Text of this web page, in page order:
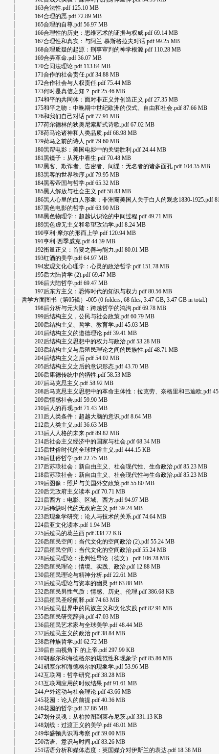
│ 163合法性.pdf 125.10 MB
│ 164合理的恶.pdf 72.89 MB
│ 165合理的自尊.pdf 56.97 MB
│ 166合理性的历史：思维艺术的证据与权威.pdf 69.14 MB
│ 167合理性和真实：与阿兰·慕斯格拉夫对话.pdf 99.25 MB
│ 168合理质疑的起源：刑事审判的神学根源.pdf 110.28 MB
│ 169合弄革命.pdf 36.07 MB
│ 170合同法理论.pdf 113.84 MB
│ 171合作的社会责任.pdf 34.88 MB
│ 172合作社会与人权责任.pdf 75.44 MB
│ 173何时是真信之知？.pdf 25.46 MB
│ 174和平的共同体：面对非正义并创造正义.pdf 27.35 MB
│ 175和平之吻：中晚期中世纪欧洲的仪式、自由和社会.pdf 87.66 MB
│ 176和我们自己对话.pdf 77.91 MB
│ 177荷尔德林的狄奥尼索斯式诗歌.pdf 67.02 MB
│ 178荷马论诸神和人类品质.pdf 68.98 MB
│ 179荷马之前的诗人.pdf 79.60 MB
│ 180黑帮电影：美国电影中的关键胜利.pdf 24.44 MB
│ 181黑镜子：从死中看生.pdf 70.48 MB
│ 182黑客、欺诈者、告密者、间谍：无名者的诸多面孔.pdf 104.35 MB
│ 183黑客的世界秩序.pdf 79.95 MB
│ 184黑客帝国与哲学.pdf 65.32 MB
│ 185黑人解放与社会主义.pdf 58.83 MB
│ 186黑人心里的白人形象：非洲裔美国人关于白人的观念1830-1925.pdf
│ 187黑色电影的哲学.pdf 63.90 MB
│ 188黑色物理学：超越认识论的中间过程.pdf 49.71 MB
│ 189黑色虚无主义和希望政治学.pdf 8.24 MB
│ 190亨利·摩尔的形而上学.pdf 120.94 MB
│ 191亨利·西季威克.pdf 44.39 MB
│ 192衡量正义：首要之善与能力.pdf 80.01 MB
│ 193红酒的美学.pdf 64.97 MB
│ 194宏观文化心理学：心灵的政治哲学.pdf 151.78 MB
│ 195后大陆哲学 (2).pdf 69.47 MB
│ 196后大陆哲学.pdf 69.47 MB
│ 197后东方主义：恐怖时代的知识与权力.pdf 80.56 MB
├─哲学方面图书（第05辑）-005 (0 folders, 68 files, 3.47 GB, 3.47 GB in total.)
│ 198后分析与元大陆：跨越哲学的鸿沟.pdf 69.78 MB
│ 199后结构主义，公民与社会政策.pdf 60.79 MB
│ 200后结构主义、哲学、教育学.pdf 45.03 MB
│ 201后结构主义的道德理论.pdf 39.41 MB
│ 202后结构主义思想中的权力与政治.pdf 53.28 MB
│ 203后结构主义与后殖民理论之间的民族性.pdf 48.71 MB
│ 204后结构主义之后.pdf 54.02 MB
│ 205后结构主义之后的意识形态.pdf 43.70 MB
│ 206后康德传统中的牺牲.pdf 58.53 MB
│ 207后马克思主义.pdf 58.92 MB
│ 208后马克思主义思想中的革命主体性：拉克劳、奈格里和巴迪欧.pdf
│ 209后情感社会.pdf 59.90 MB
│ 210后人的再现.pdf 71.43 MB
│ 211后人类条件：超越大脑的意识.pdf 8.64 MB
│ 212后人类主义.pdf 36.63 MB
│ 213后人人格的未来.pdf 89.82 MB
│ 214后社会主义经济中的国家与社会.pdf 68.34 MB
│ 215后世俗时代的全球世俗主义.pdf 444.15 KB
│ 216后世俗哲学.pdf 22.75 MB
│ 217后苏联社会：新自由主义、社会现代性、生命政治.pdf 85.23 MB
│ 218后苏联社会：新自由主义、社会现代性与生命政治.pdf 85.23 MB
│ 219后图像：照片与美国外交政策.pdf 55.80 MB
│ 220后无政府主义读本.pdf 70.71 MB
│ 221后西方：电影、区域、西方.pdf 94.97 MB
│ 222后稀缺时代的无政府主义.pdf 39.24 MB
│ 223后现象学研究：论人与技术的关系.pdf 74.64 MB
│ 224后亚文化读本.pdf 1.94 MB
│ 225后殖民的葛兰西.pdf 338.72 KB
│ 226后殖民空间：当代文化的空间政治 (2).pdf 55.24 MB
│ 227后殖民空间：当代文化的空间政治.pdf 55.24 MB
│ 228后殖民理论：批判性导论（德文）.pdf 106.28 MB
│ 229后殖民理论：情境、实践、政治.pdf 12.88 MB
│ 230后殖民理论与精神分析.pdf 22.61 MB
│ 231后殖民理论与资本的幽灵.pdf 63.88 MB
│ 232后殖民男性气质：情感、历史、伦理.pdf 386.68 KB
│ 233后殖民圣经阐释.pdf 74.63 MB
│ 234后殖民世界中的民族主义和文化实践.pdf 82.91 MB
│ 235后殖民研究辞典.pdf 47.03 MB
│ 236后殖民艺术家与全球美学.pdf 48.44 MB
│ 237后殖民主义的政治.pdf 38.84 MB
│ 238后种族哲学.pdf 62.72 MB
│ 239后自由视角下 的上帝.pdf 297.99 KB
│ 240胡塞尔和海德格尔的规范性和现象学.pdf 85.86 MB
│ 241胡塞尔和海德格尔的现象学.pdf 53.96 MB
│ 242互联网：哲学研究.pdf 38.28 MB
│ 243互联网应用的时候结果.pdf 91.61 MB
│ 244户外运动与社会理论.pdf 43.66 MB
│ 245花园：论人的前提.pdf 40.36 MB
│ 246花园的哲学.pdf 37.86 MB
│ 247划分灵魂：从柏拉图到莱布尼茨.pdf 331.13 KB
│ 248划线：过渡正义的美学.pdf 48.01 MB
│ 249华盛顿共识再考察.pdf 59.00 MB
│ 250话语、意识与时间.pdf 83.26 MB
│ 251话语分析和媒体态度：英国媒介对伊斯兰的表达.pdf 18.38 MB